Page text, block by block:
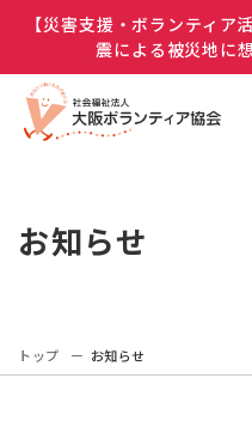
【災害支援・ボランティア
震による被災地に
お知らせ
トップ お知らせ